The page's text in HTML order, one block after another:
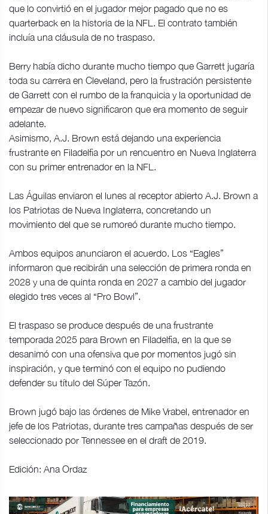
que lo convirtió en el jugador mejor pagado que no es
quarterback en la historia de la NFL. El contrato también
incluía una cláusula de no traspaso.
Berry había dicho durante mucho tiempo que Garrett jugaría
toda su carrera en Cleveland, pero la frustración persistente
de Garrett con el rumbo de la franquicia y la oportunidad de
empezar de nuevo significaron que era momento de seguir
adelante.
Asimismo, A.J. Brown está dejando una experiencia
frustrante en Filadelfia por un rencuentro en Nueva Inglaterra
con su primer entrenador en la NFL.
Las Águilas enviaron el lunes al receptor abierto A.J. Brown a
los Patriotas de Nueva Inglaterra, concretando un
movimiento del que se rumoreó durante mucho tiempo.
Ambos equipos anunciaron el acuerdo. Los “Eagles”
informaron que recibirán una selección de primera ronda en
2028 y una de quinta ronda en 2027 a cambio del jugador
elegido tres veces al “Pro Bowl”.
El traspaso se produce después de una frustrante
temporada 2025 para Brown en Filadelfia, en la que se
desanimó con una ofensiva que por momentos jugó sin
inspiración, y que terminó con el equipo no pudiendo
defender su título del Súper Tazón.
Brown jugó bajo las órdenes de Mike Vrabel, entrenador en
jefe de los Patriotas, durante tres campañas después de ser
seleccionado por Tennessee en el draft de 2019.
Edición: Ana Ordaz